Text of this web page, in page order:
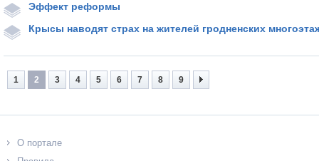
Эффект реформы
Крысы наводят страх на жителей гродненских
1 2 3 4 5 6 7 8 9
О портале